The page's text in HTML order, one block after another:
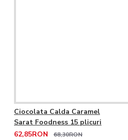
Ciocolata Calda Caramel
Sarat Foodness 15 plicuri
62,85RON
68,30RON